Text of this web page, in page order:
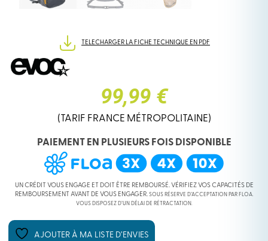
TELECHARGER LA FICHE TECHNIQUE EN PDF
99,99 €
(TARIF FRANCE MÉTROPOLITAINE)
PAIEMENT EN PLUSIEURS FOIS DISPONIBLE
UN CRÉDIT VOUS ENGAGE ET DOIT ÊTRE REMBOURSÉ. VÉRIFIEZ VOS CAPACITÉS DE
REMBOURSEMENT AVANT DE VOUS ENGAGER. SOUS RÉSERVE D’ACCEPTATION PAR FLOA.
VOUS DISPOSEZ D’UN DÉLAI DE RÉTRACTATION.
AJOUTER À MA LISTE D’ENVIES